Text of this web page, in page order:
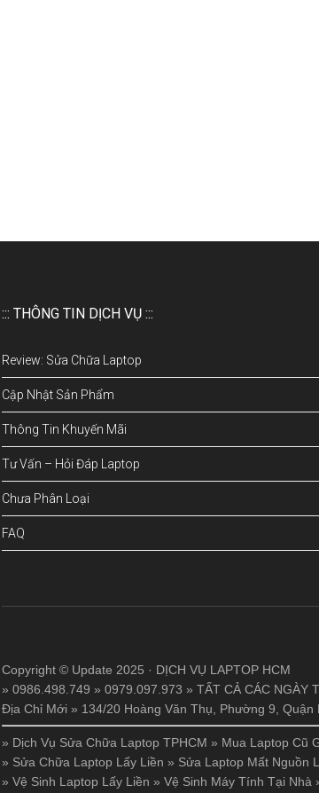
::: THÔNG TIN DỊCH VỤ :::
Review: Sửa Chữa Laptop
Cập Nhật Sản Phẩm
Thông Tin Khuyến Mãi
Tư Vấn – Hỏi Đáp Laptop
Chưa Phân Loại
FAQ
Copyright © Update 2025 · DỊCH VỤ LAPTOP HCM
» 0986.498.749 » 0979.097.973 » TẤT CẢ CÁC NGÀY
Địa Chỉ Mới » 134/20 Hoàng Văn Thụ, Phường 9, Quận
» Dịch Vụ Sửa Chữa Laptop TPHCM » Mua Laptop Cũ
» Sửa Chữa Laptop Lấy Liền » Sửa Laptop Mất Nguồn
» Vệ Sinh Laptop Lấy Liền » Vệ Sinh Máy Tính Tại Nhà